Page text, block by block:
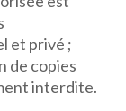
et privé ;
de copies
interdite.